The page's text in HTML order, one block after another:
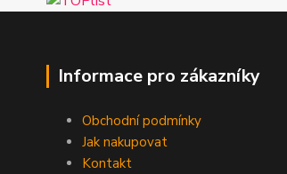
Informace pro zákazníky
Obchodní podmínky
Jak nakupovat
Kontakt